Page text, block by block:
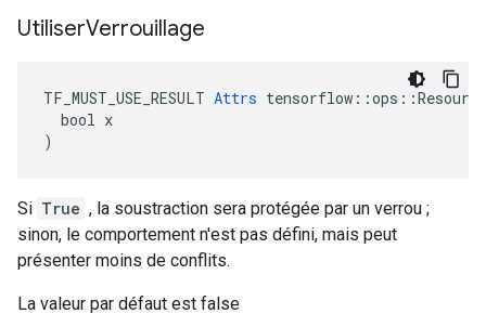
UtiliserVerrouillage
TF_MUST_USE_RESULT Attrs
  bool x
)
Si True , la soustraction sera protégée par un verrou ;
sinon, le comportement n'est pas défini, mais peut
présenter moins de conflits.
La valeur par défaut est false